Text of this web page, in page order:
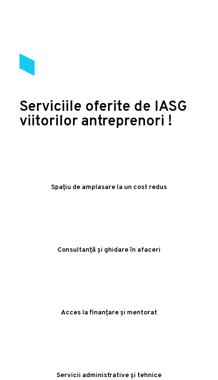
Serviciile oferite de IASG
viitorilor antreprenori !
Spațiu de amplasare la un cost redus
Consultanță și ghidare în afaceri
Acces la finanțare și mentorat
Servicii administrative și tehnice